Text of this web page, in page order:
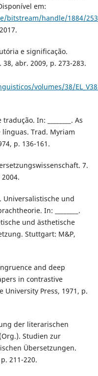
em:
handle/1884/
e significação.
abr. 2009, p. 273-283.
volumes/38/
In: ________. As
Trad. Myriam
p. 136-161.
7.
Universalistische und
In: ________.
und ästhetische
Stuttgart: M&P,
and deep
in contrastive
Press, 1971, p.
der literarischen
Studien zur
Übersetzungen.
211-220.